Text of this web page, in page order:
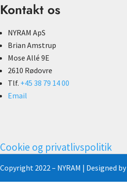
Kontakt os
NYRAM ApS
Brian Amstrup
Mose Allé 9E
2610 Rødovre
Tlf. +45 38 79 14 00
Email
Cookie og privatlivspolitik
Copyright 2022 – NYRAM | Designed by